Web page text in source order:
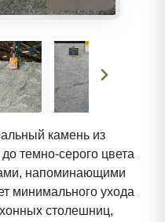
камень из
темно-серого цвета
напоминающими
минимального ухода
столешниц,